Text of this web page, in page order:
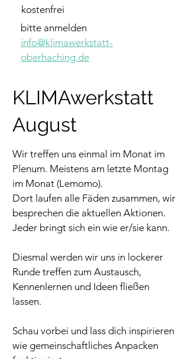
kostenfrei
bitte anmelden
info@klimawerkstatt-
oberhaching.de
KLIMAwerkstatt
August
Wir treffen uns einmal im Monat im
Plenum. Meistens am letzte Montag
im Monat (Lemomo).
Dort laufen alle Fäden zusammen, wir
besprechen die aktuellen Aktionen.
Jeder bringt sich ein wie er/sie kann.
Diesmal werden wir uns in lockerer
Runde treffen zum Austausch,
Kennenlernen und Ideen fließen
lassen.
Schau vorbei und lass dich inspirieren
wie gemeinschaftliches Anpacken